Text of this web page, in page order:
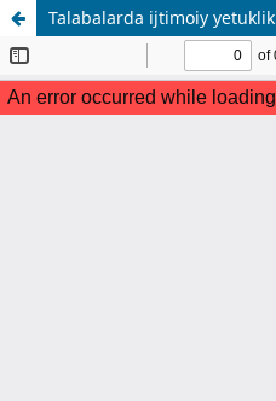
Talabalarda ijtimoiy